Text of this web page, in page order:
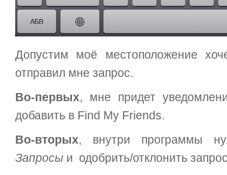
Допустим моё местоположение
отправил мне запрос.
Во-первых, мне придет
добавить в Find My Friends.
Во-вторых, внутри программы
Запросы и одобрить/отклонить